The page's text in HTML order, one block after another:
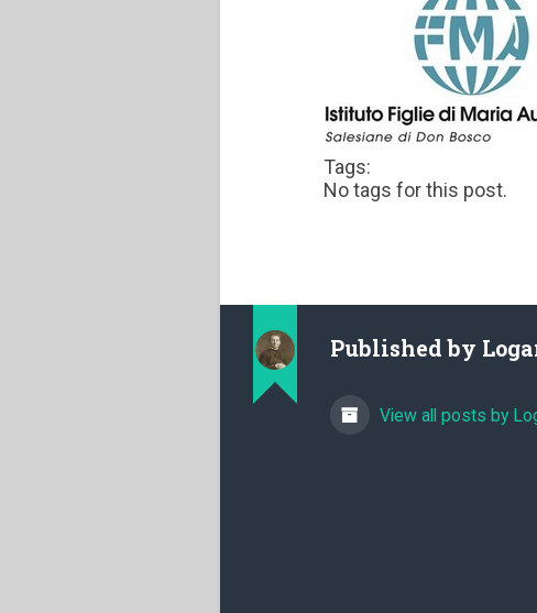
Tags:
No tags for this post.
Published by
View all posts by